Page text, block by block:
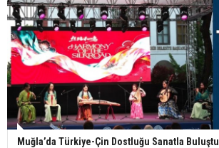
Muğla’da Türkiye-Çin Dostluğu Sanatla Buluştu